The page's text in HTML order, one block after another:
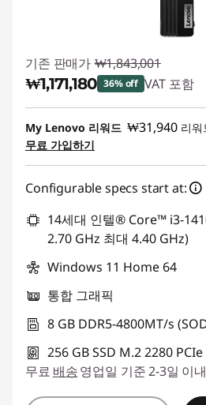
기존 판매가 ₩1,843,001
₩1,171,180 36% off VAT 포함
즉시 할인: :-₩671,821
My Lenovo 리워드 ₩31,940 리워
무료 가입하기
Configurable specs start at:
14세대 인텔® Core™ i3-
2.70 GHz 최대 4.40 GHz)
Windows 11 Home 64
통합 그래픽
8 GB DDR5-4800MT/s
256 GB SSD M.2 2280
무료 배송영업일 기준 2-3일 이